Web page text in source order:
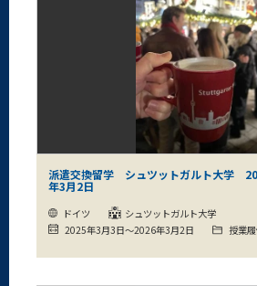
派遣交換留学 シュツットガルト大学
年3月2日
ドイツ
シュツットガルト大学
2025年3月3日～2026年3月2日
授業